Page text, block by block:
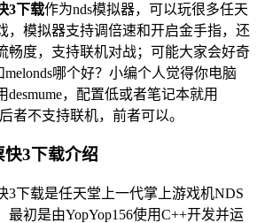
3下载作为nds模拟器，可以玩很多任天
，模拟器支持调倍速和开启金手指，还
畅度，支持联机对战；可能大家会好奇
melonds哪个好？小编个人觉得你电脑
desmume，配置低或者笔记本就用
者不支持联机，前者可以。
快3下载介绍
3下载是任天堂上一代掌上游戏机NDS
最初是由YopYop156使用C++开发并运